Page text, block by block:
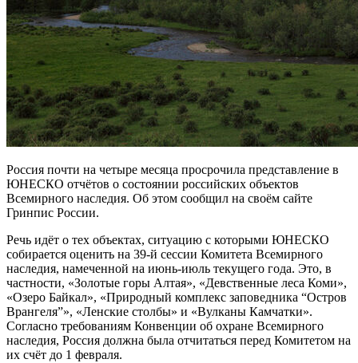
Россия почти на четыре месяца просрочила представление в
ЮНЕСКО отчётов о состоянии российских объектов
Всемирного наследия. Об этом сообщил на своём сайте
Гринпис России.
Речь идёт о тех объектах, ситуацию с которыми ЮНЕСКО
собирается оценить на 39-й сессии Комитета Всемирного
наследия, намеченной на июнь-июль текущего года. Это, в
частности, «Золотые горы Алтая», «Девственные леса Коми»,
«Озеро Байкал», «Природный комплекс заповедника “Остров
Врангеля”», «Ленские столбы» и «Вулканы Камчатки».
Согласно требованиям Конвенции об охране Всемирного
наследия, Россия должна была отчитаться перед Комитетом на
их счёт до 1 февраля.